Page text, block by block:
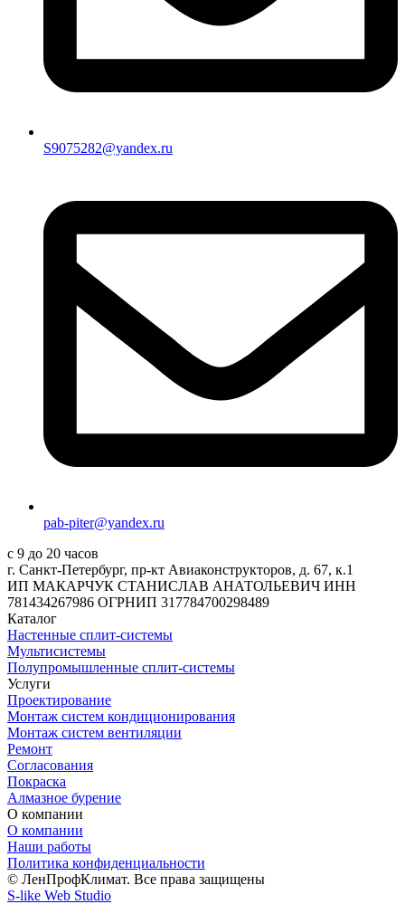
S9075282@yandex.ru
pab-piter@yandex.ru
с 9 до 20 часов
г. Санкт-Петербург, пр-кт Авиаконструкторов, д. 67, к.1
ИП МАКАРЧУК СТАНИСЛАВ АНАТОЛЬЕВИЧ ИНН
781434267986 ОГРНИП 317784700298489
Каталог
Настенные сплит-системы
Мультисистемы
Полупромышленные сплит-системы
Услуги
Проектирование
Монтаж систем кондиционирования
Монтаж систем вентиляции
Ремонт
Согласования
Покраска
Алмазное бурение
О компании
О компании
Наши работы
Политика конфиденциальности
© ЛенПрофКлимат. Все права защищены
S-like Web Studio